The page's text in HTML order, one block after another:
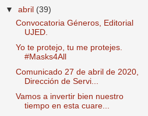
▼abril (39)
Convocatoria Géneros, Editorial
UJED.
Yo te protejo, tu me protejes.
#Masks4All
Comunicado 27 de abril de 2020,
Dirección de Servi...
Vamos a invertir bien nuestro
tiempo en esta cuare...